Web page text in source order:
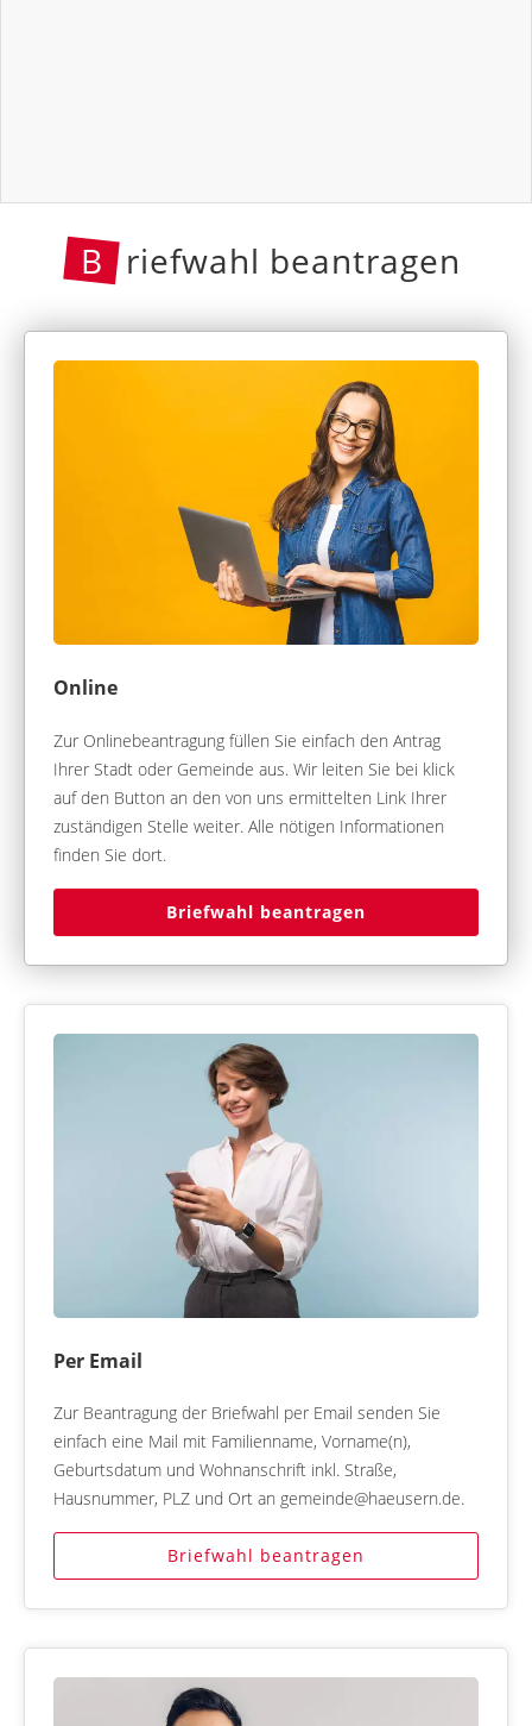
B riefwahl beantragen
Online
Zur Onlinebeantragung füllen Sie einfach den Antrag
Ihrer Stadt oder Gemeinde aus. Wir leiten Sie bei klick
auf den Button an den von uns ermittelten Link Ihrer
zuständigen Stelle weiter. Alle nötigen Informationen
finden Sie dort.
Briefwahl beantragen
Per Email
Zur Beantragung der Briefwahl per Email senden Sie
einfach eine Mail mit Familienname, Vorname(n),
Geburtsdatum und Wohnanschrift inkl. Straße,
Hausnummer, PLZ und Ort an gemeinde@haeusern.de.
Briefwahl beantragen